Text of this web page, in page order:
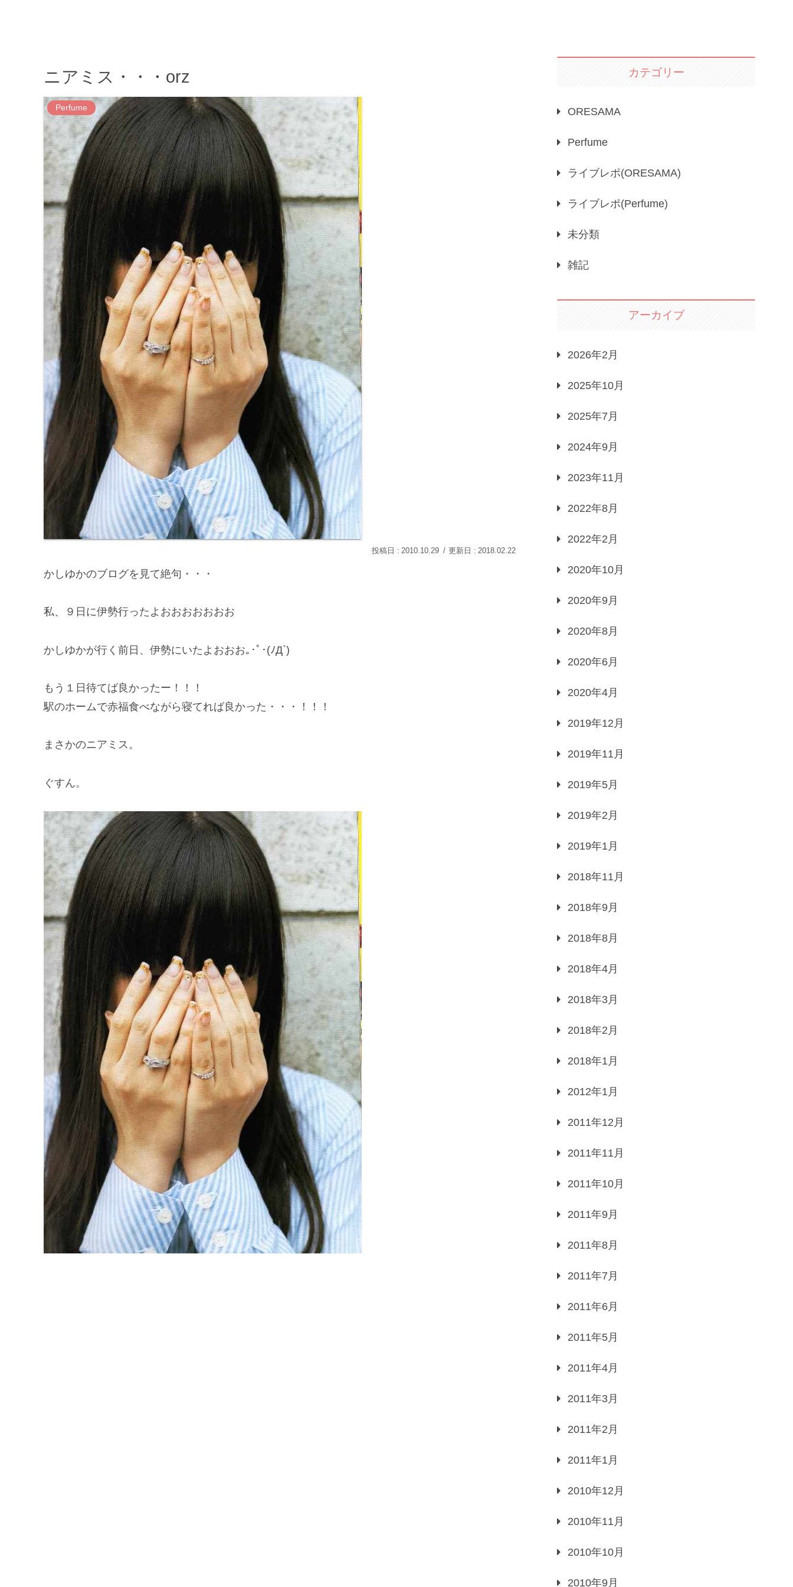
ニアミス・・・orz
Perfume
2010.10.29 2018.02.22
かしゆかのブログを見て絶句・・・
私、９日に伊勢行ったよおおおおおおお
かしゆかが行く前日、伊勢にいたよおおお｡･ﾟ･(ﾉД`)
もう１日待てば良かったー！！！
駅のホームで赤福食べながら寝てれば良かった・・・！！！
まさかのニアミス。
ぐすん。
カテゴリー
ORESAMA
Perfume
ライブレポ(ORESAMA)
ライブレポ(Perfume)
未分類
雑記
アーカイブ
2026年2月
2025年10月
2025年7月
2024年9月
2023年11月
2022年8月
2022年2月
2020年10月
2020年9月
2020年8月
2020年6月
2020年4月
2019年12月
2019年11月
2019年5月
2019年2月
2019年1月
2018年11月
2018年9月
2018年8月
2018年4月
2018年3月
2018年2月
2018年1月
2012年1月
2011年12月
2011年11月
2011年10月
2011年9月
2011年8月
2011年7月
2011年6月
2011年5月
2011年4月
2011年3月
2011年2月
2011年1月
2010年12月
2010年11月
2010年10月
2010年9月